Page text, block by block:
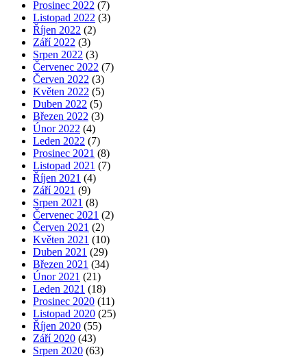
Prosinec 2022 (7)
Listopad 2022 (3)
Říjen 2022 (2)
Září 2022 (3)
Srpen 2022 (3)
Červenec 2022 (7)
Červen 2022 (3)
Květen 2022 (5)
Duben 2022 (5)
Březen 2022 (3)
Únor 2022 (4)
Leden 2022 (7)
Prosinec 2021 (8)
Listopad 2021 (7)
Říjen 2021 (4)
Září 2021 (9)
Srpen 2021 (8)
Červenec 2021 (2)
Červen 2021 (2)
Květen 2021 (10)
Duben 2021 (29)
Březen 2021 (34)
Únor 2021 (21)
Leden 2021 (18)
Prosinec 2020 (11)
Listopad 2020 (25)
Říjen 2020 (55)
Září 2020 (43)
Srpen 2020 (63)